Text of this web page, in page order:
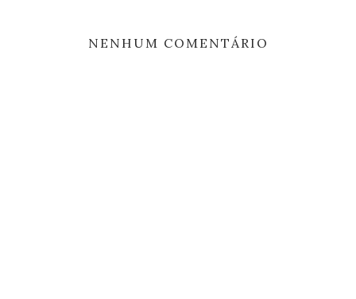
NENHUM COMENTÁRIO